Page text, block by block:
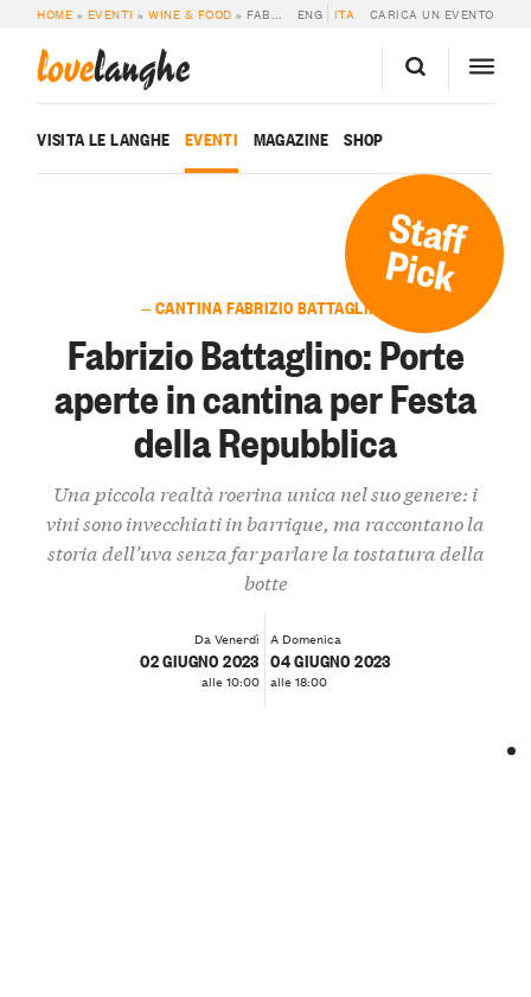
HOME » EVENTI »WINE & FOOD » FABRIZIO BATTAGLINO: PORTE APERTE IN CANTINA PER FESTA DELLA REPUBBLICA ENG ITA CARICA UN EVENTO
lovelanghe
VISITA LE LANGHE EVENTI MAGAZINE SHOP
Staff
Pick
— CANTINA FABRIZIO BATTAGLINO
Fabrizio Battaglino: Porte
aperte in cantina per Festa
della Repubblica
Una piccola realtà roerina unica nel suo genere: i
vini sono invecchiati in barrique, ma raccontano la
storia dell’uva senza far parlare la tostatura della
botte
Da Venerdì
02 GIUGNO 2023
alle 10:00
A Domenica
04 GIUGNO 2023
alle 18:00